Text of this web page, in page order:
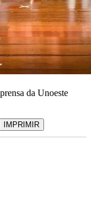
da Unoeste
IMPRIMIR